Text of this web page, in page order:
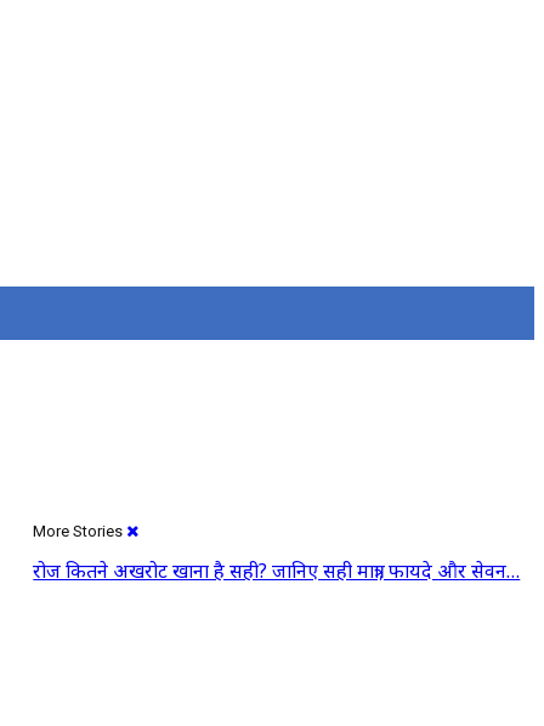
More Stories
रोज कितने अखरोट खाना है सही? जानिए सही मात्रा, फायदे और सेवन…